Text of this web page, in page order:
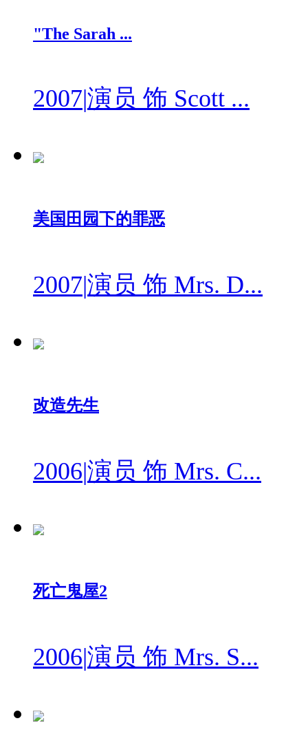
"The Sarah ...
2007|演员 饰 Scott ...
美国田园下的罪恶
2007|演员 饰 Mrs. D...
改造先生
2006|演员 饰 Mrs. C...
死亡鬼屋2
2006|演员 饰 Mrs. S...